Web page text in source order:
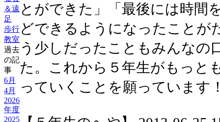
＆遠
足
歩行
教室
過去
の記
事
6月
4月
2026
年度
2025
とができた」「最後には時間
どできるようになったことが
う少しだったこともみんなの
た。これから５年生がもっと
っていくことを願っています